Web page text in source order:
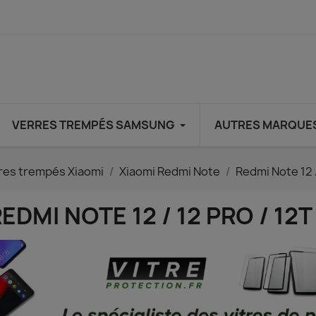
VERRES TREMPÉS SAMSUNG AUTRES
trempés Xiaomi Xiaomi Redmi Note Redmi Note 12
NOTE 12 / 12 PRO / 12T